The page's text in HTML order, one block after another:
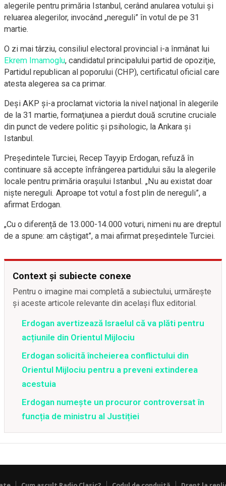
alegerile pentru primăria Istanbul, cerând anularea votului şi
reluarea alegerilor, invocând „nereguli” în votul de pe 31
martie.
O zi mai târziu, consiliul electoral provincial i-a înmânat lui
Ekrem Imamoglu, candidatul principalului partid de opoziţie,
Partidul republican al poporului (CHP), certificatul oficial care
atesta alegerea sa ca primar.
Deşi AKP şi-a proclamat victoria la nivel naţional în alegerile
de la 31 martie, formaţiunea a pierdut două scrutine cruciale
din punct de vedere politic şi psihologic, la Ankara şi
Istanbul.
Președintele Turciei, Recep Tayyip Erdogan, refuză în
continuare să accepte înfrângerea partidului său la alegerile
locale pentru primăria orașului Istanbul. „Nu au existat doar
niște nereguli. Aproape tot votul a fost plin de nereguli”, a
afirmat Erdogan.
„Cu o diferență de 13.000-14.000 voturi, nimeni nu are dreptul
de a spune: am câștigat”, a mai afirmat președintele Turciei.
Context și subiecte conexe
Pentru o imagine mai completă a subiectului, urmărește
și aceste articole relevante din același flux editorial.
Erdogan avertizează Israelul că va plăti pentru
acțiunile din Orientul Mijlociu
Erdogan solicită încheierea conflictului din
Orientul Mijlociu pentru a preveni extinderea
acestuia
Erdogan numește un procuror controversat în
funcția de ministru al Justiției